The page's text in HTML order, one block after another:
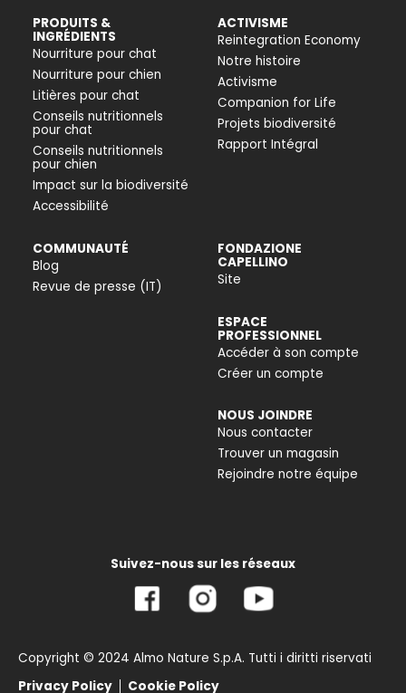
PRODUITS &
INGRÉDIENTS
Nourriture pour chat
Nourriture pour chien
Litières pour chat
Conseils nutritionnels
pour chat
Conseils nutritionnels
pour chien
Impact sur la biodiversité
Accessibilité
ACTIVISME
Reintegration Economy
Notre histoire
Activisme
Companion for Life
Projets biodiversité
Rapport Intégral
COMMUNAUTÉ
Blog
Revue de presse (IT)
FONDAZIONE
CAPELLINO
Site
ESPACE
PROFESSIONNEL
Accéder à son compte
Créer un compte
NOUS JOINDRE
Nous contacter
Trouver un magasin
Rejoindre notre équipe
Suivez-nous sur les réseaux
Copyright © 2024 Almo Nature S.p.A. Tutti i diritti riservati
Privacy Policy
Cookie Policy